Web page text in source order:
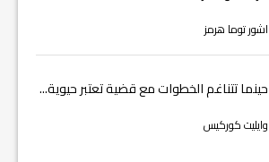
اشور توما هرمز
حينما تتناغم الخطوات مع قضية تعتبر حيوية...
وايليت كوركيس